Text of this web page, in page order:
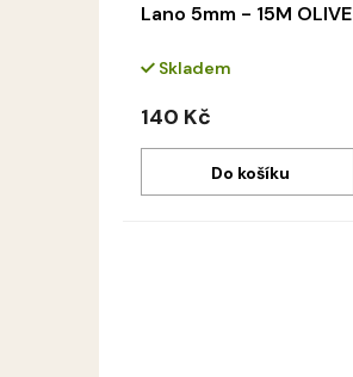
Lano 5mm - 15M OLIVE
Skladem
140 Kč
Do košíku